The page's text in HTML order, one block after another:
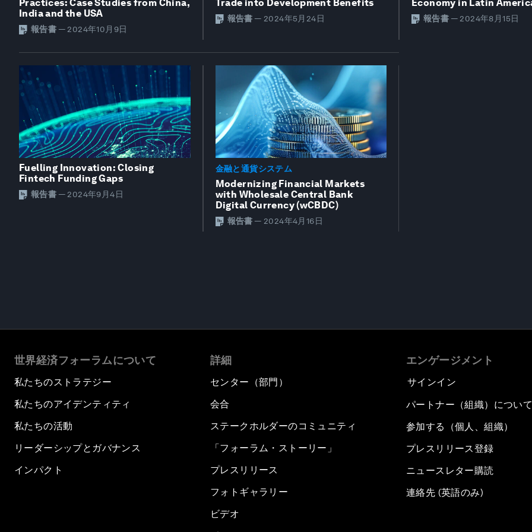
Practices: Case Studies from China,
India and the USA
報告書 — 2024年10月9日
Trade into Development Benefits
報告書 — 2024年5月24日
Economy in Latin
報告書 — 2024年8月15日
Fuelling Innovation: Closing
Fintech Funding Gaps
報告書 — 2024年9月4日
金融と通貨システム
Modernizing Financial Markets
with Wholesale Central Bank
Digital Currency (wCBDC)
報告書 — 2024年4月16日
世界経済フォーラムについて
私たちのストラテジー
私たちのアイデンティティ
私たちの活動
リーダーシップとガバナンス
インパクト
詳細
センター（部門）
会合
ステークホルダーのコミュニティ
「フォーラム・ストーリー」
プレスリリース
フォトギャラリー
ビデオ
エンゲージメント
サインイン
パートナー（組織）について
参加する（個人、組織）
プレスリリース登録
ニュースレター購読
連絡先 (英語のみ)